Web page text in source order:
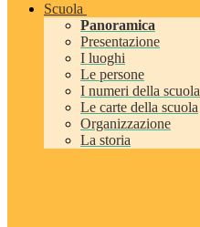
Scuola
Panoramica
Presentazione
I luoghi
Le persone
I numeri della scuola
Le carte della scuola
Organizzazione
La storia